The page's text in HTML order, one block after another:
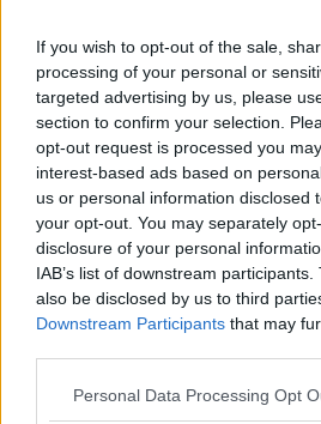
If you wish to opt-out of the sale,
processing of your personal or
targeted advertising by us, please
section to confirm your selection.
opt-out request is processed you
interest-based ads based on
us or personal information disclosed
your opt-out. You may separately
disclosure of your personal
IAB’s list of downstream
also be disclosed by us to third
Downstream Participants that may
Personal Data Processing Opt
Pieroni raggiunge Mazzeo
La caserma in fiamme
Gabriele conquista il
Inaugurata l'ambulanza
Dalla Valdicecina in tv,
A rischio lo spettacolo
Volterra
Cosa scegliere per il futuro?